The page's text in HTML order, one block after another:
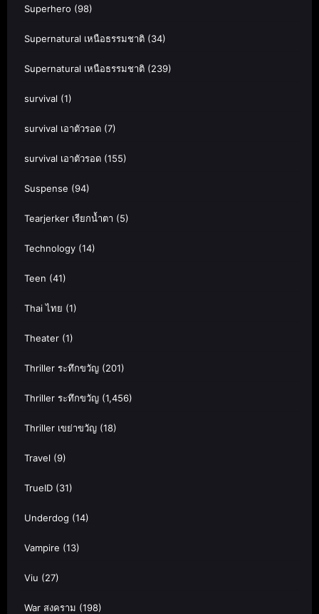
Superhero (98)
Supernatural เหนือธรรมชาติ (34)
Supernatural เหนือธรรมชาติ (239)
survival (1)
survival เอาตัวรอด (7)
survival เอาตัวรอด (155)
Suspense (94)
Tearjerker เรียกน้ำตา (5)
Technology (14)
Teen (41)
Thai ไทย (1)
Theater (1)
Thriller ระทึกขวัญ (201)
Thriller ระทึกขวัญ (1,456)
Thriller เขย่าขวัญ (18)
Travel (9)
TrueID (31)
Underdog (14)
Vampire (13)
Viu (27)
War สงคราม (198)